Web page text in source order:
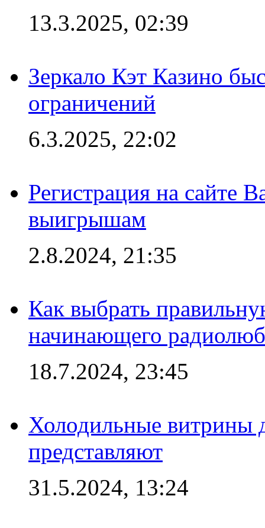
13.3.2025, 02:39
Зеркало Кэт Казино
ограничений
6.3.2025, 22:02
Регистрация на сайте
выигрышам
2.8.2024, 21:35
Как выбрать
начинающего
18.7.2024, 23:45
Холодильные витрины
представляют
31.5.2024, 13:24